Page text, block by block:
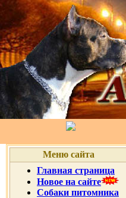
Меню сайта
Главная страница
Новое на сайте
Собаки питомника